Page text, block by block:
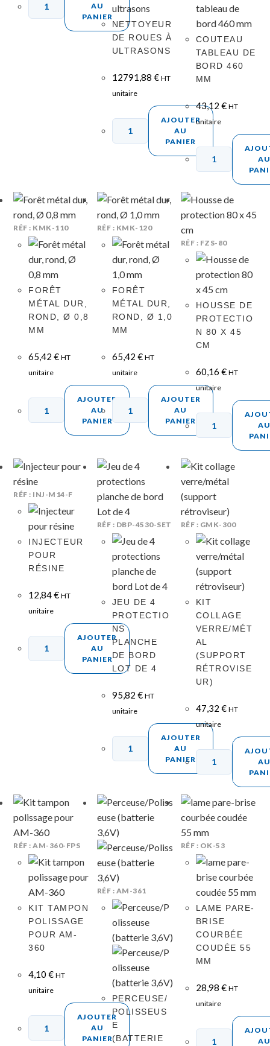
AU
PANIER
NETTOYEUR
DE ROUES À
ULTRASONS
12791,88 € HT
unitaire
AJOUTER
AU
PANIER
COUTEAU
TABLEAU DE
BORD 460
MM
43,12 € HT
unitaire
AU
RÉF : KMK-110
FORÊT
MÉTAL DUR,
ROND, Ø 0,8
MM
65,42€ HT
unitaire
AJOUTER
AU
PANIER
RÉF : KMK-120
FORÊT
MÉTAL DUR,
ROND, Ø 1,0
MM
65,42 € HT
unitaire
AJOUTER
AU
PANIER
RÉF : FZS-80
HOUSSE DE
PROTECTIO
N 80 X 45
CM
60,16 € HT
unitaire
AU
RÉF : INJ-M14-F
INJECTEUR
POUR
RÉSINE
12,84€ HT
unitaire
AJOUTER
AU
PANIER
RÉF : DBP-4530-SET
JEU DE 4
PROTECTIO
NS
PLANCHE
DE BORD
LOT DE 4
95,82 € HT
unitaire
AJOUTER
AU
PANIER
RÉF : GMK-300
KIT
COLLAGE
VERRE/MÉT
AL
(SUPPORT
RÉTROVISE
UR)
47,32 € HT
unitaire
AU
RÉF : AM-360-FPS
KIT TAMPON
POLISSAGE
POUR AM-
360
4,10€ HT
unitaire
AJOUTER
AU
PANIER
RÉF : AM-361
PERCEUSE/
POLISSEUS
E
(BATTERIE
RÉF : OK-53
LAME PARE-
BRISE
COURBÉE
COUDÉE 55
MM
28,98 € HT
unitaire
AU